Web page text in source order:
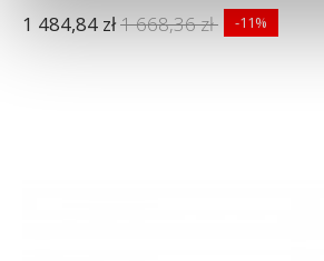
1 484,84 zł1 668,36 zł -11%